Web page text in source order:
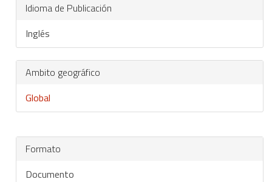
Idioma de Publicación
Inglés
Ambito geográfico
Global
Formato
Documento